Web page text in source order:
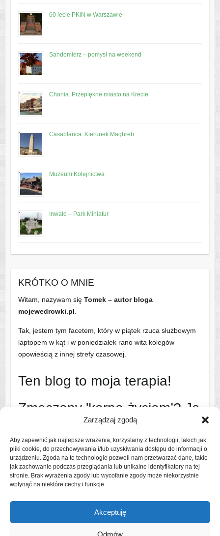
Zarządzaj zgodą
Aby zapewnić jak najlepsze wrażenia, korzystamy z technologii, takich jak
pliki cookie, do przechowywania i/lub uzyskiwania dostępu do informacji o
urządzeniu. Zgoda na te technologie pozwoli nam przetwarzać dane, takie
jak zachowanie podczas przeglądania lub unikalne identyfikatory na tej
stronie. Brak wyrażenia zgody lub wycofanie zgody może niekorzystnie
wpłynąć na niektóre cechy i funkcje.
Akceptuję
Odmów
60 lecie PKiN w Warszawie
Sandomierz – pomysł na weekend
Chania. Przepiękne miasto na Krecie
Casablanca. Kierunek Maghreb.
Muzeum Kolejnictwa
Inwałd – Park Miniatur
KRÓTKO O MNIE
Witam, nazywam się Tomek – autor bloga
mojewedrowki.pl.
Tak, jestem tym facetem, który w piątek rzuca służbowym
laptopem w kąt i w poniedziałek rano wita kolegów
opowieścią z innej strefy czasowej.
Ten blog to moja terapia!
Zmęczony 'korpo-życiem’? Ja
też!
Dlatego ruszam na szlak i w świat – najczęściej z bandą
uroczych, ale wymagających współtowarzyszy podróży
(czytaj: rodziną).